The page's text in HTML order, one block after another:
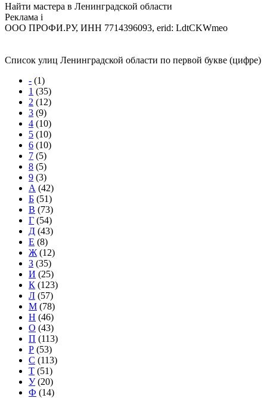
Найти мастера в Ленинградской области
Реклама i
ООО ПРОФИ.РУ, ИНН 7714396093, erid: LdtCKWmeo
Список улиц Ленинградской области по первой букве (цифре)
- (1)
1 (35)
2 (12)
3 (9)
4 (10)
5 (10)
6 (10)
7 (5)
8 (5)
9 (3)
А (42)
Б (51)
В (73)
Г (54)
Д (43)
Е (8)
Ж (12)
З (35)
И (25)
К (123)
Л (57)
М (78)
Н (46)
О (43)
П (113)
Р (53)
С (113)
Т (51)
У(20)
Ф (14)